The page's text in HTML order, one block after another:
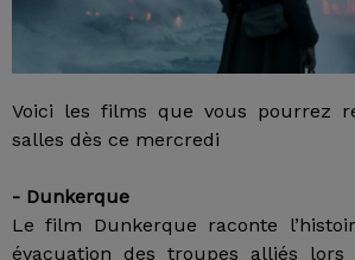
Voici les films que vous pourrez
salles dès ce mercredi
- Dunkerque
Le film Dunkerque raconte
évacuation des troupes alliés